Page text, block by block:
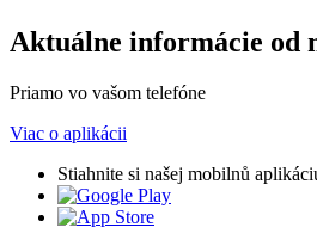
Aktuálne informácie od
Priamo vo vašom telefóne
Viac o aplikácii
Stiahnite si našej mobilnů